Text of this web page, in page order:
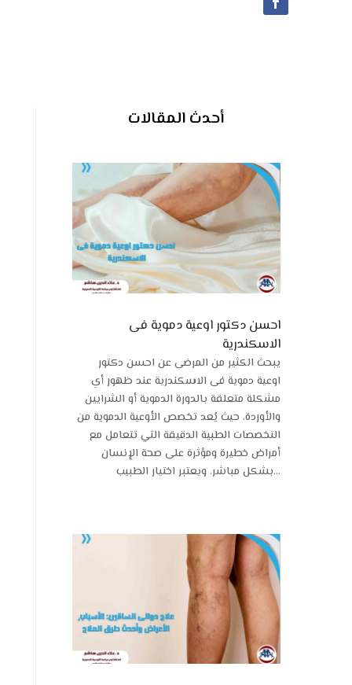
أحدث المقالات
احسن دكتور اوعية دموية فى
الاسكندرية
يبحث الكثير من المرضى عن احسن دكتور
اوعية دموية فى الاسكندرية عند ظهور أي
مشكلة متعلقة بالدورة الدموية أو الشرايين
والأوردة، حيث يُعد تخصص الأوعية الدموية من
التخصصات الطبية الدقيقة التي تتعامل مع
أمراض خطيرة ومؤثرة على صحة الإنسان
بشكل مباشر. ويعتبر اختيار الطبيب...